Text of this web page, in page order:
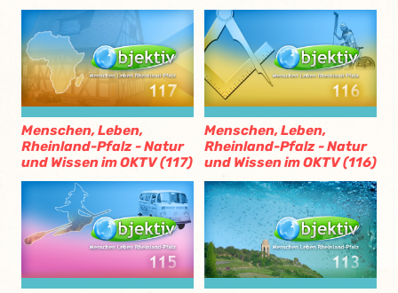
Menschen, Leben,
Rheinland-Pfalz - Natur
und Wissen im OKTV (117)
Menschen, Leben,
Rheinland-Pfalz - Natur
und Wissen im OKTV (116)